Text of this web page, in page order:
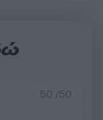
50 /50